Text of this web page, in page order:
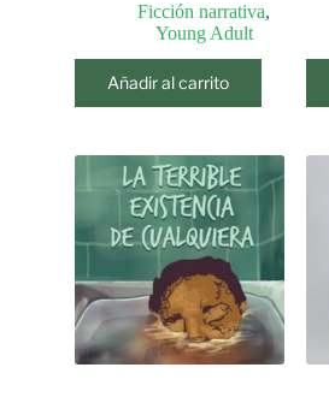
Ficción narrativa,
Young Adult
Añadir al carrito